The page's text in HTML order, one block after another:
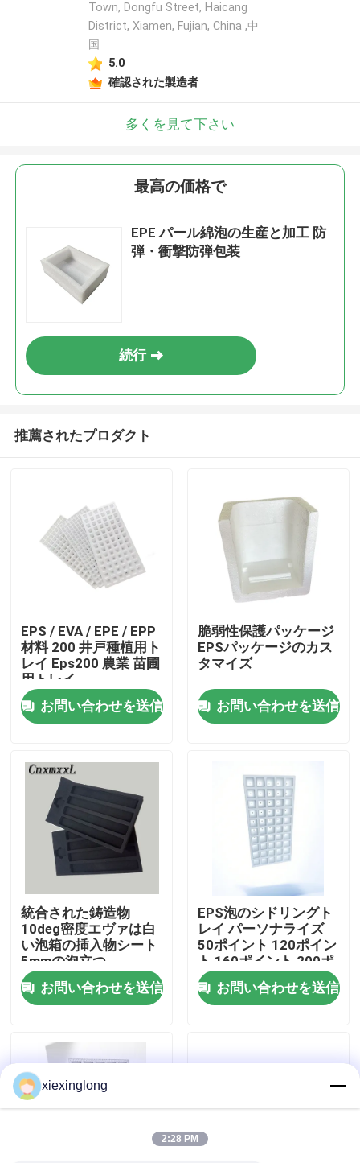
家へ
ビデオ
わたしたち に つい て
工場 ツアー
品質管理
連絡 ください
ニュース
事件
Town, Dongfu Street, Haicang
District, Xiamen, Fujian, China ,中
国
5.0
確認された製造者
多くを見て下さい
最高の価格で
EPE パール綿泡の生産と加工 防
弾・衝撃防弾包装
続行
推薦されたプロダクト
EPS / EVA / EPE / EPP
材料 200 井戸種植用ト
レイ Eps200 農業 苗圃
用トレイ
お問い合わせを送信
脆弱性保護パッケージ
EPSパッケージのカス
タマイズ
お問い合わせを送信
統合された鋳造物
10deg密度エヴァは白
い泡箱の挿入物シート
5mmの泡立つ
お問い合わせを送信
EPS泡のシドリングト
レイ パーソナライズ
50ポイント 120ポイン
ト 160ポイント 200ポ
イント
お問い合わせを送信
xiexinglong
2:28 PM